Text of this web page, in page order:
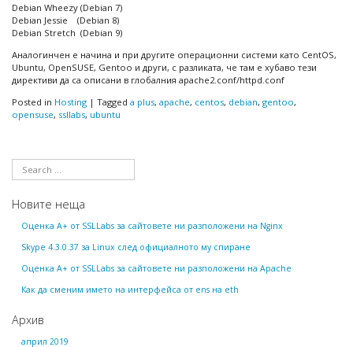
Debian Wheezy (Debian 7)
Debian Jessie (Debian 8)
Debian Stretch (Debian 9)
Аналогинчен е начина и при другите операционни системи като CentOS,
Ubuntu, OpenSUSE, Gentoo и други, с разликата, че там е хубаво тези
директиви да са описани в глобалния apache2.conf/httpd.conf
Posted in Hosting | Tagged a plus, apache, centos, debian, gentoo,
opensuse, ssllabs, ubuntu
Новите неща
Оценка А+ от SSLLabs за сайтовете ни разположени на Nginx
Skype 4.3.0.37 за Linux след официалното му спиране
Оценка А+ от SSLLabs за сайтовете ни разположени на Apache
Как да сменим името на интерфейса от ens на eth
Архив
април 2019